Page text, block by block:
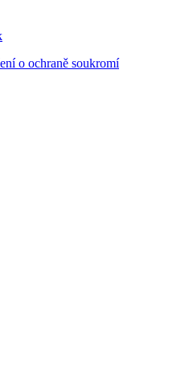
o ochraně soukromí